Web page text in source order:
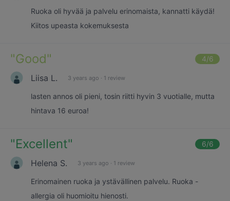
Ruoka oli hyvää ja palvelu erinomaista, kannatti käydä!
Kiitos upeasta kokemuksesta
"Good" 4/6
Liisa L. 3 years ago · 1 review
lasten annos oli pieni, tosin riitti hyvin 3 vuotialle, mutta
hintava 16 euroa!
"Excellent" 6/6
Helena S. 3 years ago · 1 review
Erinomainen ruoka ja ystävällinen palvelu. Ruoka -
allergia oli huomioitu hienosti.